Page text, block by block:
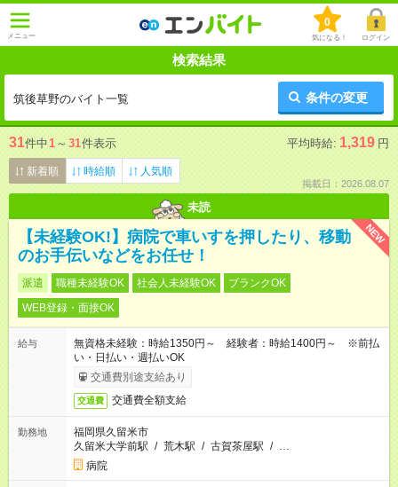
メニュー
0
気になる！ ログイン
検索結果
筑後草野のバイト一覧 条件の変更
31件中1 ～ 31件表示 平均時給: 1,319 円
新着順 時給順 人気順
掲載日：2026.08.07
未読
NEW
【未経験OK!】病院で車いすを押したり、移動
のお手伝いなどをお任せ！
派遣 職種未経験OK 社会人未経験OK
ブランクOK
WEB登録・面接OK
給与
無資格未経験：時給1350円～ 経験者：時給1400円～ ※前払
い・日払い・週払いOK
交通費別途支給あり
交通費 交通費全額支給
勤務地
福岡県久留米市
久留米大学前駅 / 荒木駅 / 古賀茶屋駅 / …
病院